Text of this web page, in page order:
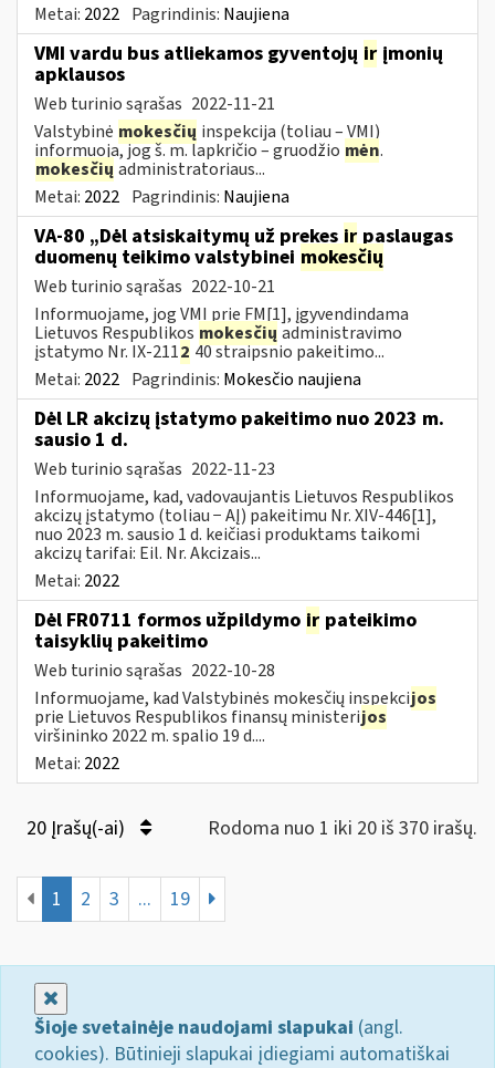
Metai: 2022 Pagrindinis: Naujiena
VMI vardu bus atliekamos gyventojų ir įmonių
apklausos
Web turinio sąrašas 2022-11-21
Valstybinė mokesčių inspekcija (toliau – VMI)
informuoja, jog š. m. lapkričio – gruodžio mėn.
mokesčių administratoriaus...
Metai: 2022 Pagrindinis: Naujiena
VA-80 „Dėl atsiskaitymų už prekes ir paslaugas
duomenų teikimo valstybinei mokesčių
Web turinio sąrašas 2022-10-21
Informuojame, jog VMI prie FM[1], įgyvendindama
Lietuvos Respublikos mokesčių administravimo
įstatymo Nr. IX-2112 40 straipsnio pakeitimo...
Metai: 2022 Pagrindinis: Mokesčio naujiena
Dėl LR akcizų įstatymo pakeitimo nuo 2023 m.
sausio 1 d.
Web turinio sąrašas 2022-11-23
Informuojame, kad, vadovaujantis Lietuvos Respublikos
akcizų įstatymo (toliau − AĮ) pakeitimu Nr. XIV-446[1],
nuo 2023 m. sausio 1 d. keičiasi produktams taikomi
akcizų tarifai: Eil. Nr. Akcizais...
Metai: 2022
Dėl FR0711 formos užpildymo ir pateikimo
taisyklių pakeitimo
Web turinio sąrašas 2022-10-28
Informuojame, kad Valstybinės mokesčių inspekcijos
prie Lietuvos Respublikos finansų ministerijos
viršininko 2022 m. spalio 19 d....
Metai: 2022
20 Įrašų(-ai) Rodoma nuo 1 iki 20 iš 370 irašų.
1 2 3 ... 19
Šioje svetainėje naudojami slapukai (angl.
cookies). Būtinieji slapukai įdiegiami automatiškai